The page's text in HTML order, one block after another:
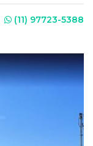
(11) 97723-5388